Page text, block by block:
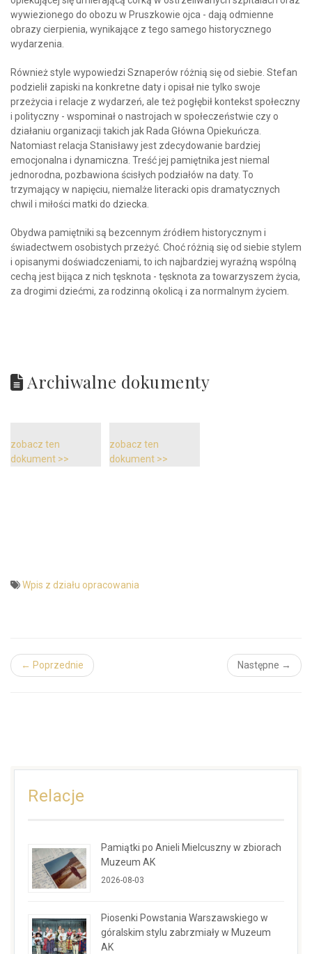
wywiezionego do obozu w Pruszkowie ojca - dają odmienne
obrazy cierpienia, wynikające z tego samego historycznego
wydarzenia.
Również style wypowiedzi Sznaperów różnią się od siebie. Stefan
podzielił zapiski na konkretne daty i opisał nie tylko swoje
przeżycia i relacje z wydarzeń, ale też pogłębił kontekst społeczny
i polityczny - wspominał o nastrojach w społeczeństwie czy o
działaniu organizacji takich jak Rada Główna Opiekuńcza.
Natomiast relacja Stanisławy jest zdecydowanie bardziej
emocjonalna i dynamiczna. Treść jej pamiętnika jest niemal
jednorodna, pozbawiona ścisłych podziałów na daty. To
trzymający w napięciu, niemalże literacki opis dramatycznych
chwil i miłości matki do dziecka.
Obydwa pamiętniki są bezcennym źródłem historycznym i
świadectwem osobistych przeżyć. Choć różnią się od siebie stylem
i opisanymi doświadczeniami, to ich najbardziej wyraźną wspólną
cechą jest bijąca z nich tęsknota - tęsknota za towarzyszem życia,
za drogimi dziećmi, za rodzinną okolicą i za normalnym życiem.
Archiwalne dokumenty
zobacz ten
dokument >>
zobacz ten
dokument >>
Wpis z działu opracowania
← Poprzednie Następne →
Relacje
Pamiątki po Anieli Mielcuszny w zbiorach
Muzeum AK
2026-08-03
Piosenki Powstania Warszawskiego w
góralskim stylu zabrzmiały w Muzeum
AK